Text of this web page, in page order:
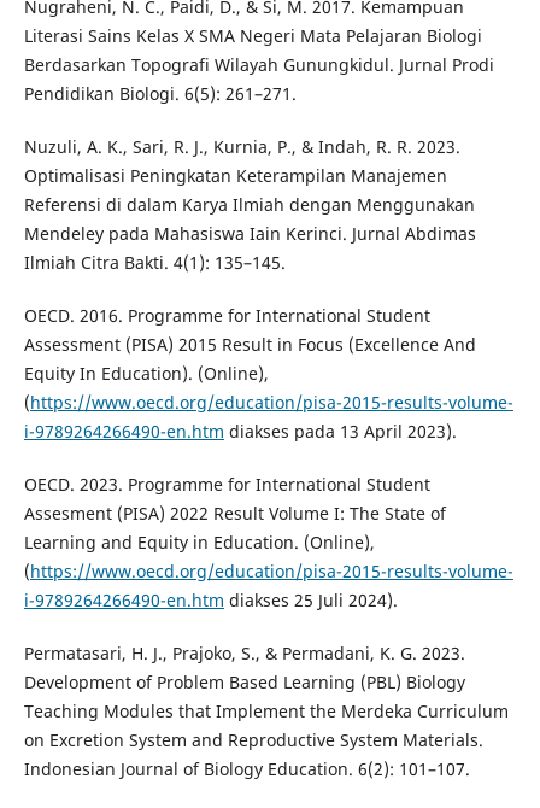
Nugraheni, N. C., Paidi, D., & Si, M. 2017. Kemampuan
Literasi Sains Kelas X SMA Negeri Mata Pelajaran Biologi
Berdasarkan Topografi Wilayah Gunungkidul. Jurnal Prodi
Pendidikan Biologi. 6(5): 261–271.
Nuzuli, A. K., Sari, R. J., Kurnia, P., & Indah, R. R. 2023.
Optimalisasi Peningkatan Keterampilan Manajemen
Referensi di dalam Karya Ilmiah dengan Menggunakan
Mendeley pada Mahasiswa Iain Kerinci. Jurnal Abdimas
Ilmiah Citra Bakti. 4(1): 135–145.
OECD. 2016. Programme for International Student
Assessment (PISA) 2015 Result in Focus (Excellence And
Equity In Education). (Online),
(https://www.oecd.org/education/pisa-2015-results-volume-
i-9789264266490-en.htm diakses pada 13 April 2023).
OECD. 2023. Programme for International Student
Assesment (PISA) 2022 Result Volume I: The State of
Learning and Equity in Education. (Online),
(https://www.oecd.org/education/pisa-2015-results-volume-
i-9789264266490-en.htm diakses 25 Juli 2024).
Permatasari, H. J., Prajoko, S., & Permadani, K. G. 2023.
Development of Problem Based Learning (PBL) Biology
Teaching Modules that Implement the Merdeka Curriculum
on Excretion System and Reproductive System Materials.
Indonesian Journal of Biology Education. 6(2): 101–107.